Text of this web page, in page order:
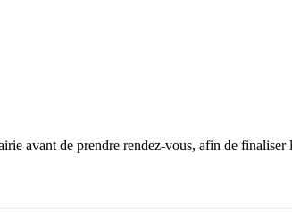
de prendre rendez-vous, afin de